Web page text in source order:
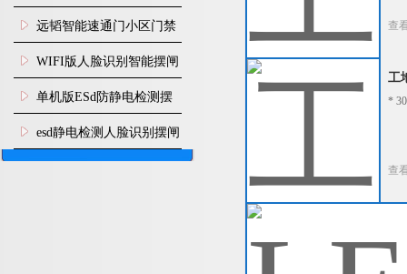
脸识别快速通道闸
远韬智能速通门小区门禁
闸机食堂消费摆闸
WIFI版人脸识别智能摆闸
机
单机版ESd防静电检测摆
闸机
esd静电检测人脸识别摆闸
安装
查
工
*
查
本
迎